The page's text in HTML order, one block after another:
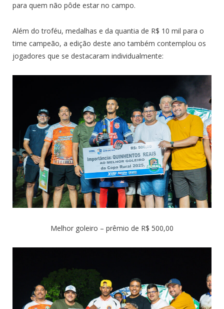
para quem não pôde estar no campo.
Além do troféu, medalhas e da quantia de R$ 10 mil para o
time campeão, a edição deste ano também contemplou os
jogadores que se destacaram individualmente:
Melhor goleiro – prêmio de R$ 500,00